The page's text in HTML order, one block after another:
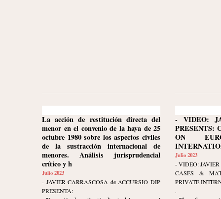
La acción de restitución directa del
menor en el convenio de la haya de 25
octubre 1980 sobre los aspectos civiles
de la sustracción internacional de
menores. Análisis jurisprudencial
crítico y h
Julio 2023
- JAVIER CARRASCOSA de ACCURSIO DIP
PRESENTA:
- VIDEO:
PRESENTS:
ON
Julio 2023
- VIDEO:
CASES &
PRIVATE
.